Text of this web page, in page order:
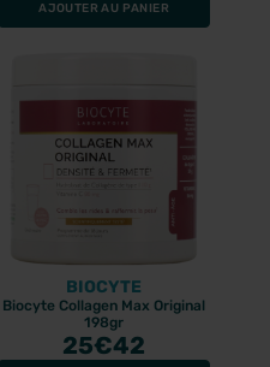
AJOUTER AU PANIER
BIOCYTE
Biocyte Collagen Max Original
198gr
25€42